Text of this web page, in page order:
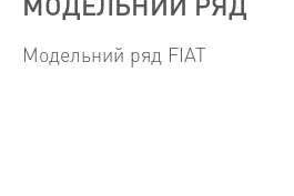
Модельний ряд FIAT